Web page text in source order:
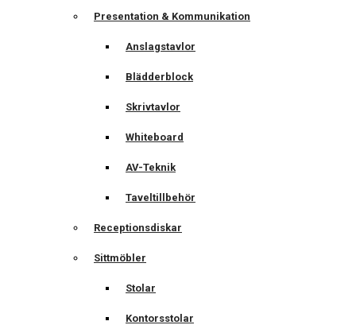
Presentation & Kommunikation
Anslagstavlor
Blädderblock
Skrivtavlor
Whiteboard
AV-Teknik
Taveltillbehör
Receptionsdiskar
Sittmöbler
Stolar
Kontorsstolar